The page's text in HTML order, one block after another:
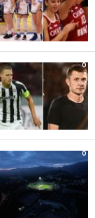
0
0